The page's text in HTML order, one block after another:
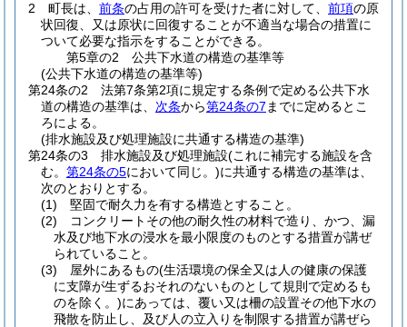
2
町長は、 前条の占用の許可を受けた者に対して、 前項の原
状回復、又は原状に回復することが不適当な場合の措置に
ついて必要な指示をすることができる。
第5章の2
公共下水道の構造の基準等
(公共下水道の構造の基準等)
第24条の2
法第7条第2項に規定する条例で定める公共下水
道の構造の基準は、 次条から第24条の7 までに定めるとこ
ろによる。
(排水施設及び処理施設に共通する構造の基準)
第24条の3
排水施設及び処理施設(これに補完する施設を含
む。 第24条の5において同じ。)に共通する構造の基準は、
次のとおりとする。
(1)
堅固で耐久力を有する構造とすること。
(2)
コンクリートその他の耐久性の材料で造り、かつ、漏
水及び地下水の浸水を最小限度のものとする措置が講ぜ
られていること。
(3)
屋外にあるもの(生活環境の保全又は人の健康の保護
に支障が生ずるおそれのないものとして規則で定めるも
のを除く。)にあっては、覆い又は柵の設置その他下水の
飛散を防止し、及び人の立入りを制限する措置が講ぜら